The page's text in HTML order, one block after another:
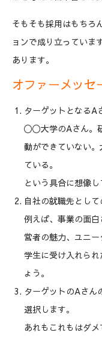
そもそも採用はもちろ
ョンで成り立っていま
あります。
オファーメッセ
ターゲットとなるA
〇〇大学のAさん。
動ができていない
ている。
という具合に想像し
自社の就職先として
例えば、事業の面
営者の魅力、ユニ
学生に受け入れら
ょう。
ターゲットのAさん
選択します。
あれもこれもはダ